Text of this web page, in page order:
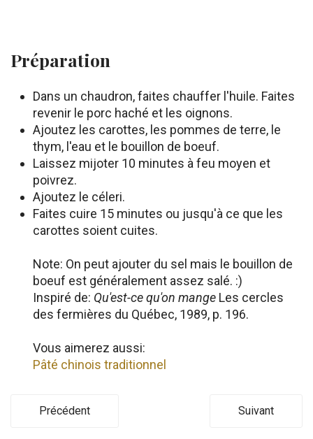
Préparation
Dans un chaudron, faites chauffer l'huile. Faites
revenir le porc haché et les oignons.
Ajoutez les carottes, les pommes de terre, le
thym, l'eau et le bouillon de boeuf.
Laissez mijoter 10 minutes à feu moyen et
poivrez.
Ajoutez le céleri.
Faites cuire 15 minutes ou jusqu'à ce que les
carottes soient cuites.
Note: On peut ajouter du sel mais le bouillon de
boeuf est généralement assez salé. :)
Inspiré de: Qu'est-ce qu'on mange Les cercles
des fermières du Québec, 1989, p. 196.
Vous aimerez aussi:
Pâté chinois traditionnel
Précédent Suivant